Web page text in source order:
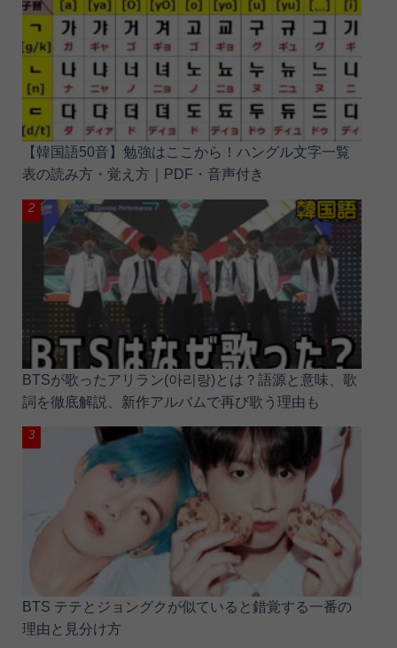
【韓国語50音】勉強はここから！ハングル文字一覧
表の読み方・覚え方｜PDF・音声付き
BTSが歌ったアリラン(아리랑)とは？語源と意味、歌
詞を徹底解説、新作アルバムで再び歌う理由も
BTS テテとジョングクが似ていると錯覚する一番の
理由と見分け方